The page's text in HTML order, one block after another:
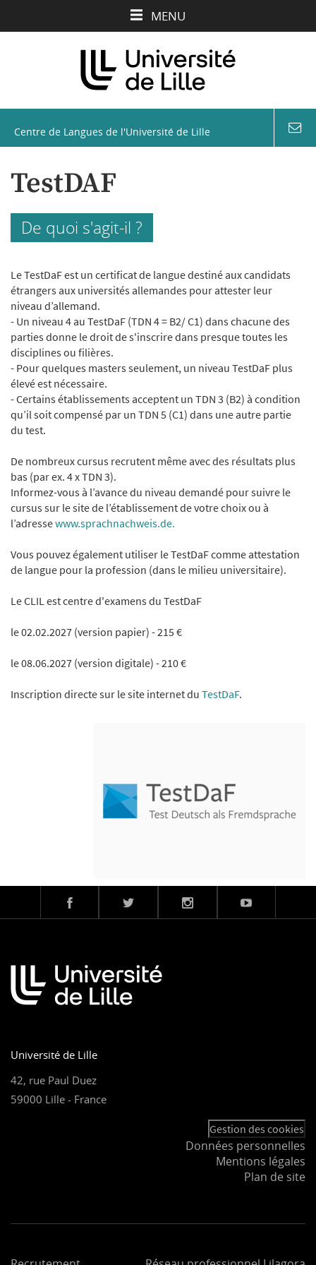
MENU
Centre de Langues de l'Université de Lille
&
TestDAF
De quoi s'agit-il ?
Le TestDaF est un certificat de langue destiné aux candidats
étrangers aux universités allemandes pour attester leur
niveau d’allemand.
- Un niveau 4 au TestDaF (TDN 4 = B2/ C1) dans chacune des
parties donne le droit de s'inscrire dans presque toutes les
disciplines ou filières.
- Pour quelques masters seulement, un niveau TestDaF plus
élevé est nécessaire.
- Certains établissements acceptent un TDN 3 (B2) à condition
qu’il soit compensé par un TDN 5 (C1) dans une autre partie
du test.
De nombreux cursus recrutent même avec des résultats plus
bas (par ex. 4 x TDN 3).
Informez-vous à l’avance du niveau demandé pour suivre le
cursus sur le site de l’établissement de votre choix ou à
l’adressewww.sprachnachweis.de.
Vous pouvez également utiliser le TestDaF comme attestation
de langue pour la profession (dans le milieu universitaire).
Le CLIL est centre d'examens du TestDaF
le 02.02.2027 (version papier) - 215 €
le 08.06.2027 (version digitale) - 210 €
Inscription directe sur le site internet du TestDaF.
Université de Lille
42, rue Paul Duez
59000 Lille - France
Gestion des cookies
Données personnelles
Mentions légales
Plan de site